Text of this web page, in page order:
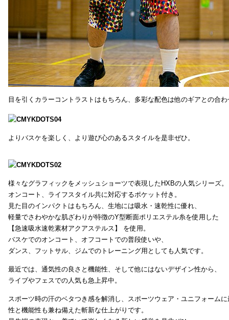
目を引くカラーコントラストはもちろん、多彩な配色は他のギアとの合
よりバスケを楽しく、より遊び心のあるスタイルを是非ぜひ。
様々なグラフィックをメッシュショーツで表現したHXBの人気シリーズ。
オンコート、ライフスタイル共に対応するポケット付き。
見た目のインパクトはもちろん、生地には吸水・速乾性に優れ、
軽量でさわやかな肌ざわりが特徴のY型断面ポリエステル糸を使用した
【急速吸水速乾素材アクアステルス】 を使用。
バスケでのオンコート、オフコートでの普段使いや、
ダンス、フットサル、ジムでのトレーニング用としても人気です。
最近では、通気性の良さと機能性、そして他にはないデザイン性から、
ライブやフェスでの人気も急上昇中。
スポーツ時の汗のベタつき感を解消し、スポーツウェア・ユニフォーム
性と機能性も兼ね備えた斬新な仕上がりです。